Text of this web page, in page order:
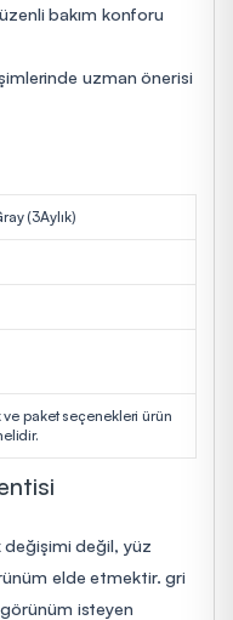
bakım konforu
uzman önerisi
(3Aylık)
paket seçenekleri ürün
değişimi değil, yüz
elde etmektir. gri
isteyen